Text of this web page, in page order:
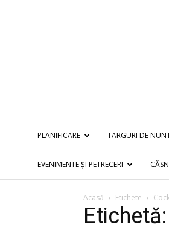
PLANIFICARE TARGURI DE
EVENIMENTE ȘI PETRECERI
Acasă Etichete